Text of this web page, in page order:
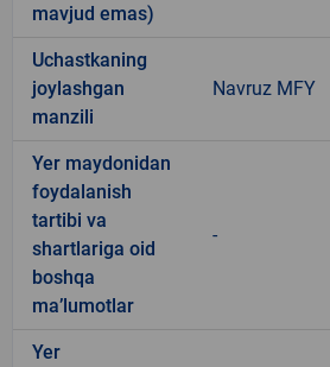
mavjud emas)
Uchastkaning
joylashgan
manzili
Navruz MFY
Yer maydonidan
foydalanish
tartibi va
shartlariga oid
boshqa
ma’lumotlar
-
Yer